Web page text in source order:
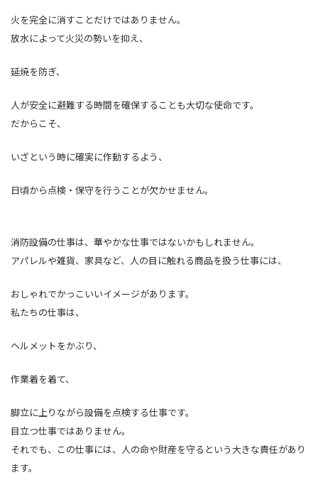
火を完全に消すことだけではありません。
放水によって火災の勢いを抑え、
延焼を防ぎ、
人が安全に避難する時間を確保することも大切な使命です。
だからこそ、
いざという時に確実に作動するよう、
日頃から点検・保守を行うことが欠かせません。
消防設備の仕事は、華やかな仕事ではないかもしれません。
アパレルや雑貨、家具など、人の目に触れる商品を扱う仕事には、
おしゃれでかっこいいイメージがあります。
私たちの仕事は、
ヘルメットをかぶり、
作業着を着て、
脚立に上りながら設備を点検する仕事です。
目立つ仕事ではありません。
それでも、この仕事には、人の命や財産を守るという大きな責任があり
ます。